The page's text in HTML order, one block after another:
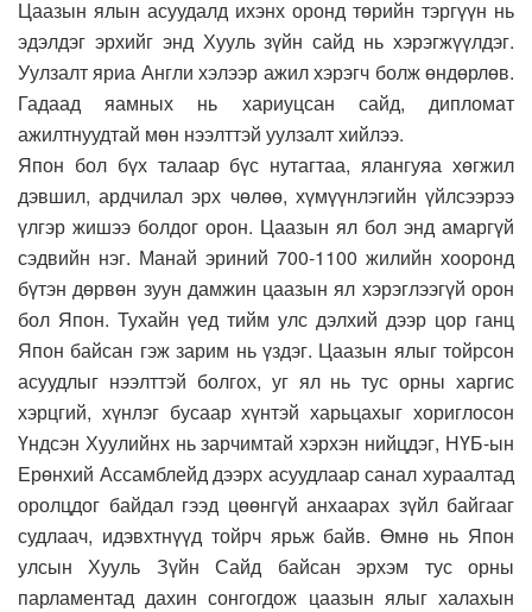
Цаазын ялын асуудалд ихэнх оронд төрийн тэргүүн нь
эдэлдэг эрхийг энд Хууль зүйн сайд нь хэрэгжүүлдэг.
Уулзалт яриа Англи хэлээр ажил хэрэгч болж өндөрлөв.
Гадаад яамных нь хариуцсан сайд, дипломат
ажилтнуудтай мөн нээлттэй уулзалт хийлээ.
Япон бол бүх талаар бүс нутагтаа, ялангуяа хөгжил
дэвшил, ардчилал эрх чөлөө, хүмүүнлэгийн үйлсээрээ
үлгэр жишээ болдог орон. Цаазын ял бол энд амаргүй
сэдвийн нэг. Манай эриний 700-1100 жилийн хооронд
бүтэн дөрвөн зуун дамжин цаазын ял хэрэглээгүй орон
бол Япон. Тухайн үед тийм улс дэлхий дээр цор ганц
Япон байсан гэж зарим нь үздэг. Цаазын ялыг тойрсон
асуудлыг нээлттэй болгох, уг ял нь тус орны харгис
хэрцгий, хүнлэг бусаар хүнтэй харьцахыг хориглосон
Үндсэн Хуулийнх нь зарчимтай хэрхэн нийцдэг, НҮБ-ын
Ерөнхий Ассамблейд дээрх асуудлаар санал хураалтад
оролцдог байдал гээд цөөнгүй анхаарах зүйл байгааг
судлаач, идэвхтнүүд тойрч ярьж байв. Өмнө нь Япон
улсын Хууль Зүйн Сайд байсан эрхэм тус орны
парламентад дахин сонгогдож цаазын ялыг халахын